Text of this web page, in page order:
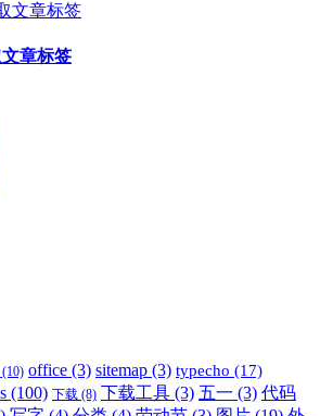
章标签
(10) office (3) sitemap (3) typecho (17)
(100) 下载 (8) 下载工具 (3) 五一 (3) 代码